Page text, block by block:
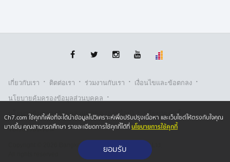
เกี่ยวกับเรา · ติตต่อเรา · ร่วมงานกับเรา · เงื่อนไขและข้อตกลง ·
นโยบายคุ้มครองข้อมูลส่วนบุคคล ·
นโยบายคุ้มครองข้อมูลส่วนบุคคล (ออนไลน์) · นโยบายคุกกี้ ·
รับเรื่องร้องเรียน
Copyright © 2026 Bangkok Broadcasting & T.V. Co.,Ltd.
Ch7.com ใช้คุกกี้เพื่อที่จะได้นำข้อมูลไปวิเคราะห์เพื่อปรับปรุงเนื้อหา และเว็บไซต์ให้ตรงกับใจคุณ
มากขึ้น คุณสามารถศึกษา รายละเอียดการใช้คุกกี้ได้ที่นโยบายการใช้คุกกี้
ยอมรับ